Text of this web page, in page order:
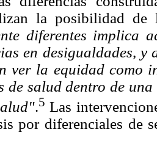
la posibilidad
diferentes implica
en desigualdades,
ver la equidad como
de salud dentro de
.5 Las
por diferenciales de